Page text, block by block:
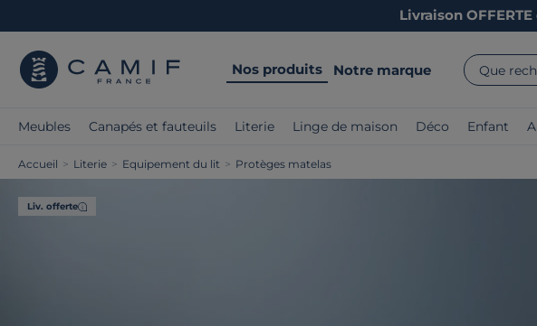
Livraison
Nos produits Notre marque Que
Meubles Canapés et fauteuils Literie Linge de maison Déco Enfant
Accueil > Literie > Equipement du lit > Protèges matelas
Liv. offerte